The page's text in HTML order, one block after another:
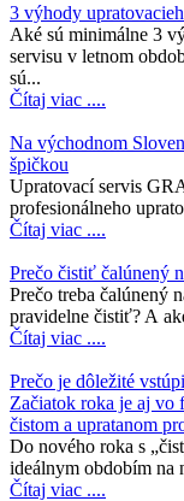
3 výhody
Aké sú minimálne 3
servisu v letnom
sú...
Čítaj viac ....
Na východnom
špičkou
Upratovací servis
profesionálneho
Čítaj viac ....
Prečo čistiť čalúnený
Prečo treba čalúnený
pravidelne čistiť? A
Čítaj viac ....
Prečo je dôležité
Začiatok roka je aj vo
čistom a upratanom
Do nového roka s
ideálnym obdobím na
Čítaj viac ....